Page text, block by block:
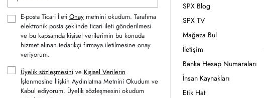
E-posta Ticari İleti Onaymetnini okudum. Tarafıma
elektronik posta şeklinde ticari ileti gönderilmesi
ve bu kapsamda kişisel verilerimin bu konuda
hizmet alınan tedarikçi firmaya iletilmesine onay
veriyorum.
Üyelik sözleşmesinive Kişisel Verilerin
İşlenmesine İlişkin Aydınlatma Metnini Okudum ve
Kabul ediyorum. Üyelik sözleşmesini okudum
SPX Blog
SPX TV
Mağaza Bul
İletişim
Banka Hesap Numaraları
İnsan Kaynakları
Etik Hat